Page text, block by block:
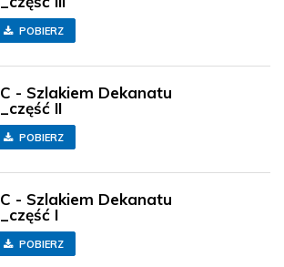
POBIERZ
- Szlakiem Dekanatu
II
POBIERZ
- Szlakiem Dekanatu
I
POBIERZ